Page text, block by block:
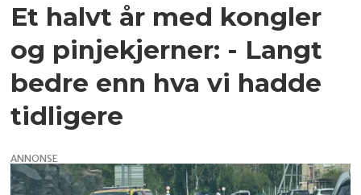
Et halvt år med kongler
og pinjekjerner: - Langt
bedre enn hva vi hadde
tidligere
ANNONSE